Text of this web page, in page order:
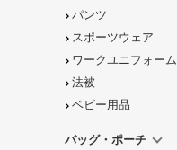
パンツ
スポーツウェア
ワークユニフォーム
法被
ベビー用品
バッグ・ポーチ